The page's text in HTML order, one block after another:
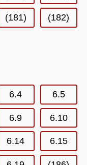
(181) (182)
6.4 6.5
6.9 6.10
6.14 6.15